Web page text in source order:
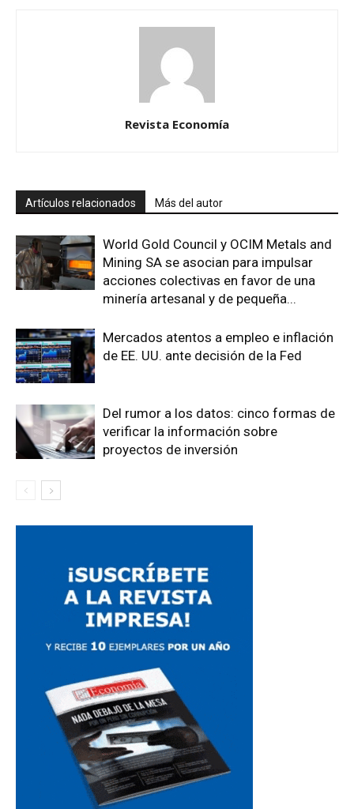
Revista Economía
Artículos relacionados Más del autor
World Gold Council y OCIM Metals and
Mining SA se asocian para impulsar
acciones colectivas en favor de una
minería artesanal y de pequeña...
Mercados atentos a empleo e inflación
de EE. UU. ante decisión de la Fed
Del rumor a los datos: cinco formas de
verificar la información sobre
proyectos de inversión